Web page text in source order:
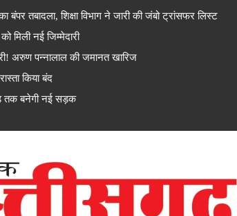
तबादला, शिक्षा विभाग ने जारी की जंबो ट्रांसफर लिस्ट
नई जिम्मेदारी
अरुण पन्नालाल की जमानत खारिज
किया बंद
तक बनेगी नई सड़क